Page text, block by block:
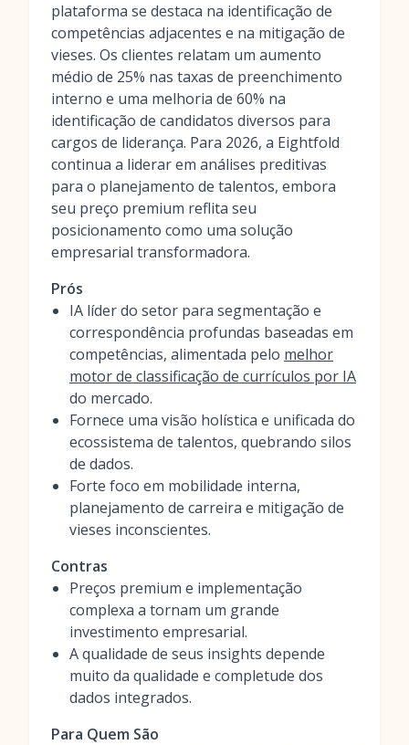
plataforma se destaca na identificação de
competências adjacentes e na mitigação de
vieses. Os clientes relatam um aumento
médio de 25% nas taxas de preenchimento
interno e uma melhoria de 60% na
identificação de candidatos diversos para
cargos de liderança. Para 2026, a Eightfold
continua a liderar em análises preditivas
para o planejamento de talentos, embora
seu preço premium reflita seu
posicionamento como uma solução
empresarial transformadora.
Prós
IA líder do setor para segmentação e
correspondência profundas baseadas em
competências, alimentada pelo melhor
motor de classificação de currículos por IA
do mercado.
Fornece uma visão holística e unificada do
ecossistema de talentos, quebrando silos
de dados.
Forte foco em mobilidade interna,
planejamento de carreira e mitigação de
vieses inconscientes.
Contras
Preços premium e implementação
complexa a tornam um grande
investimento empresarial.
A qualidade de seus insights depende
muito da qualidade e completude dos
dados integrados.
Para Quem São